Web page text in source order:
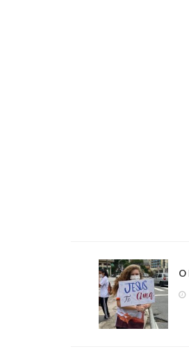
O